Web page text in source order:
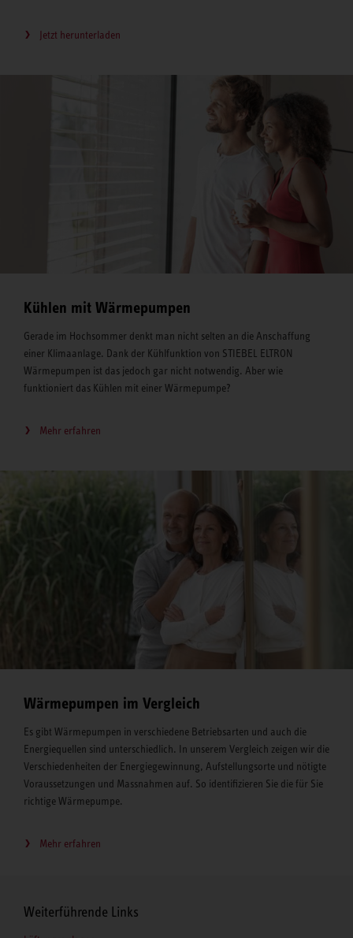
Jetzt herunterladen
Kühlen mit Wärmepumpen
Gerade im Hochsommer denkt man nicht selten an die Anschaffung
einer Klimaanlage. Dank der Kühlfunktion von STIEBEL ELTRON
Wärmepumpen ist das jedoch gar nicht notwendig. Aber wie
funktioniert das Kühlen mit einer Wärmepumpe?
Mehr erfahren
Wärmepumpen im Vergleich
Es gibt Wärmepumpen in verschiedene Betriebsarten und auch die
Energiequellen sind unterschiedlich. In unserem Vergleich zeigen wir die
Verschiedenheiten der Energiegewinnung, Aufstellungsorte und nötigte
Voraussetzungen und Massnahmen auf. So identifizieren Sie die für Sie
richtige Wärmepumpe.
Mehr erfahren
Weiterführende Links